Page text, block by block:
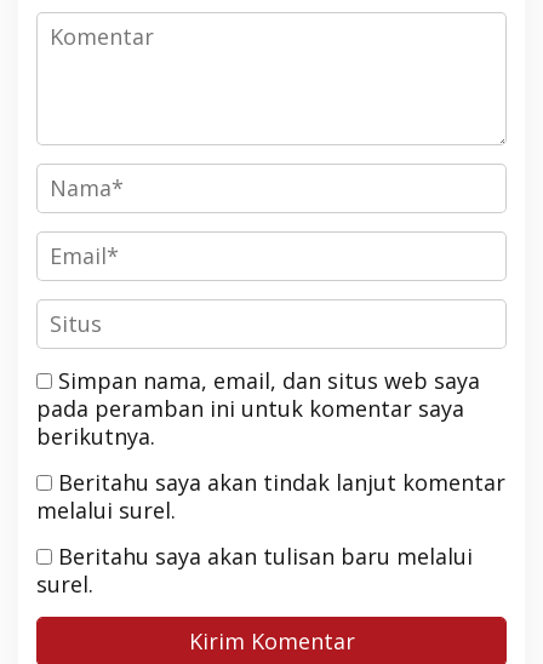
Simpan nama, email, dan situs web saya
pada peramban ini untuk komentar saya
berikutnya.
Beritahu saya akan tindak lanjut komentar
melalui surel.
Beritahu saya akan tulisan baru melalui
surel.